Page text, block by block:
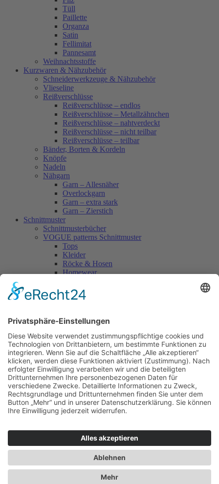
Tüll
Paillette
Organza
Satin
Fellimitat
Pannesamt
Weihnachtsstoffe
Kurzwaren & Nähzubehör
Schneiderwerkzeuge & Nähzubehör
Vlieseline
Reißverschlüsse
Reißverschlüsse – endlos
Reißverschlüsse – Metallzähnchen
Reißverschlüsse – nahtverdeckt
Reißverschlüsse – nicht teilbar
Reißverschlüsse – teilbar
Bänder, Borten & Kordeln
Knöpfe
Nadeln
Nähgarn
Garn – Allesnäher
Overlockgarn
Garn – extra stark
Garn – Zierstich
Schnittmuster
Schnittmusterbücher
VOGUE patterns Schnittmuster
Tops
Kleider
Röcke & Hosen
Homewear
Vogue Vintage
Herren
Accessoires
Einzelschnittmuster Burda
Tops
Kleider
Röcke & Hosen
Homewear
Jacken & Mäntel
Curvy
Herren
Kids
Burda Fantasy
Accessoires & Deko
SALE
Suchen
Suchen
Bitte mindestens 5 Buschstaben oder Zahlen eingeben!